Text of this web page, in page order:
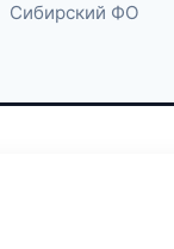
Сибирский ФО